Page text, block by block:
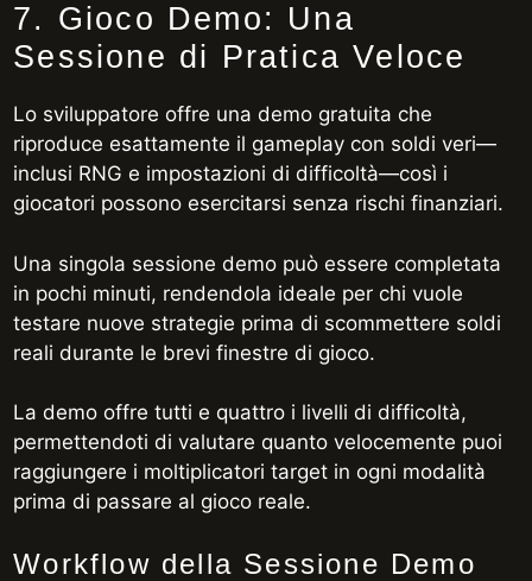
7. Gioco Demo: Una
Sessione di Pratica Veloce
Lo sviluppatore offre una demo gratuita che
riproduce esattamente il gameplay con soldi veri—
inclusi RNG e impostazioni di difficoltà—così i
giocatori possono esercitarsi senza rischi finanziari.
Una singola sessione demo può essere completata
in pochi minuti, rendendola ideale per chi vuole
testare nuove strategie prima di scommettere soldi
reali durante le brevi finestre di gioco.
La demo offre tutti e quattro i livelli di difficoltà,
permettendoti di valutare quanto velocemente puoi
raggiungere i moltiplicatori target in ogni modalità
prima di passare al gioco reale.
Workflow della Sessione Demo